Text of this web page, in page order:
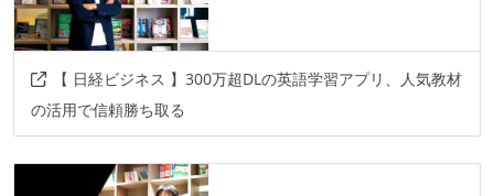
python
html css
フレームワーク
vue.js
flask
illustrator
exoplayer
【 日経ビジネス 】300万超DLの英語学習アプリ、人気教材
の活用で信頼勝ち取る